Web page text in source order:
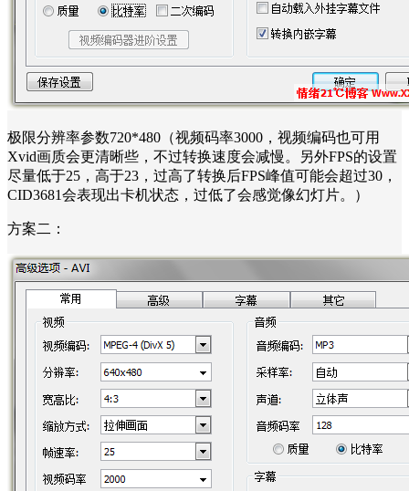
极限分辨率参数720*480（视频码率3000，视频编码也可用
Xvid画质会更清晰些，不过转换速度会减慢。另外FPS的设置
尽量低于25，高于23，过高了转换后FPS峰值可能会超过30，
CID3681会表现出卡机状态，过低了会感觉像幻灯片。）
方案二：